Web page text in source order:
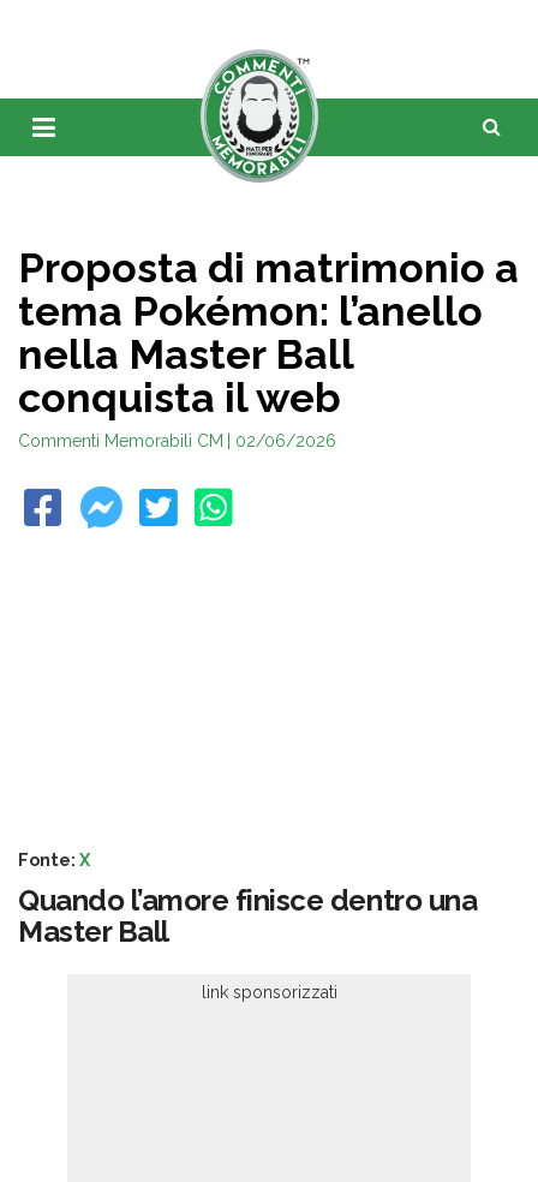
Proposta di matrimonio a
tema Pokémon: l’anello
nella Master Ball
conquista il web
Commenti Memorabili CM | 02/06/2026
Fonte: X
Quando l’amore finisce dentro una
Master Ball